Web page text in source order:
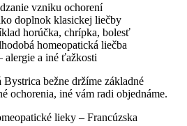
vzniku ochorení
doplnok klasickej liečby
horúčka, chrípka, bolesť
homeopatická liečba
alergie a iné ťažkosti
bežne držíme základné
ochorenia, iné vám radi objednáme.
lieky – Francúzska